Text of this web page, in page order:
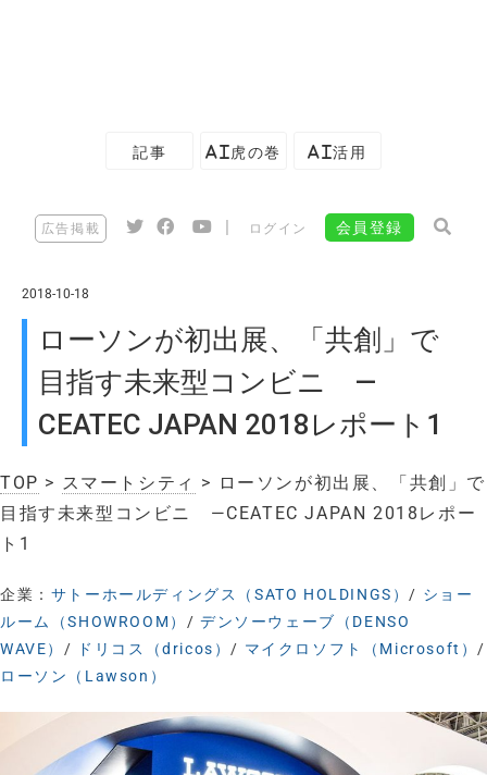
記事 AI虎の巻 AI活用
広告掲載 ログイン 会員登録
2018-10-18
ローソンが初出展、「共創」で
目指す未来型コンビニ —
CEATEC JAPAN 2018レポート1
TOP > スマートシティ > ローソンが初出展、「共創」で
目指す未来型コンビニ —CEATEC JAPAN 2018レポー
ト1
企業： サトーホールディングス（SATO HOLDINGS）/ ショー
ルーム（SHOWROOM） /デンソーウェーブ（DENSO
WAVE） / ドリコス（dricos）/ マイクロソフト（Microsoft）/
ローソン（Lawson）